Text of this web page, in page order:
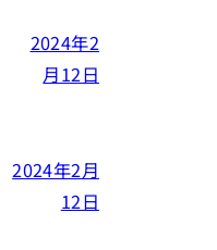
2024年2
月12日
2024年2月
12日